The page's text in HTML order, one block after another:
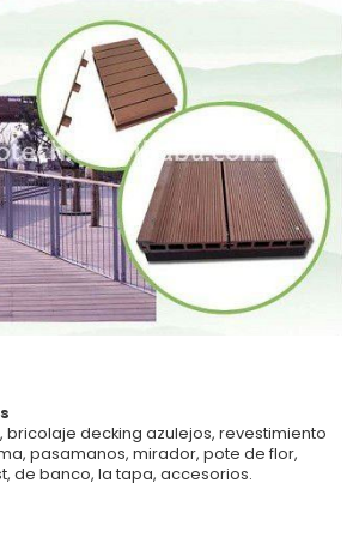
bricolaje decking azulejos, revestimiento
pasamanos, mirador, pote de flor,
de banco, la tapa, accesorios.